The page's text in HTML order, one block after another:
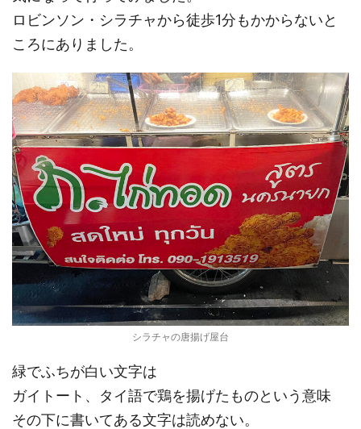
ロビンソン・シラチャから徒歩1分もかからないと
ころにありました。
シラチャの唐揚げ屋台
緑でふちが白い文字は
ガイトート、タイ語で鶏を揚げたものという意味
その下に書いてある文字は読めない。